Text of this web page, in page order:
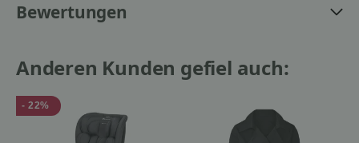
Bewertungen
Anderen Kunden gefiel auch:
- 22%